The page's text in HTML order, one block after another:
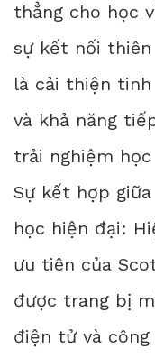
thẳng cho học
sự kết nối
là cải thiện
và khả năng
trải nghiệm
Sự kết hợp
học hiện đại:
ưu tiên của
được trang bị
điện tử và